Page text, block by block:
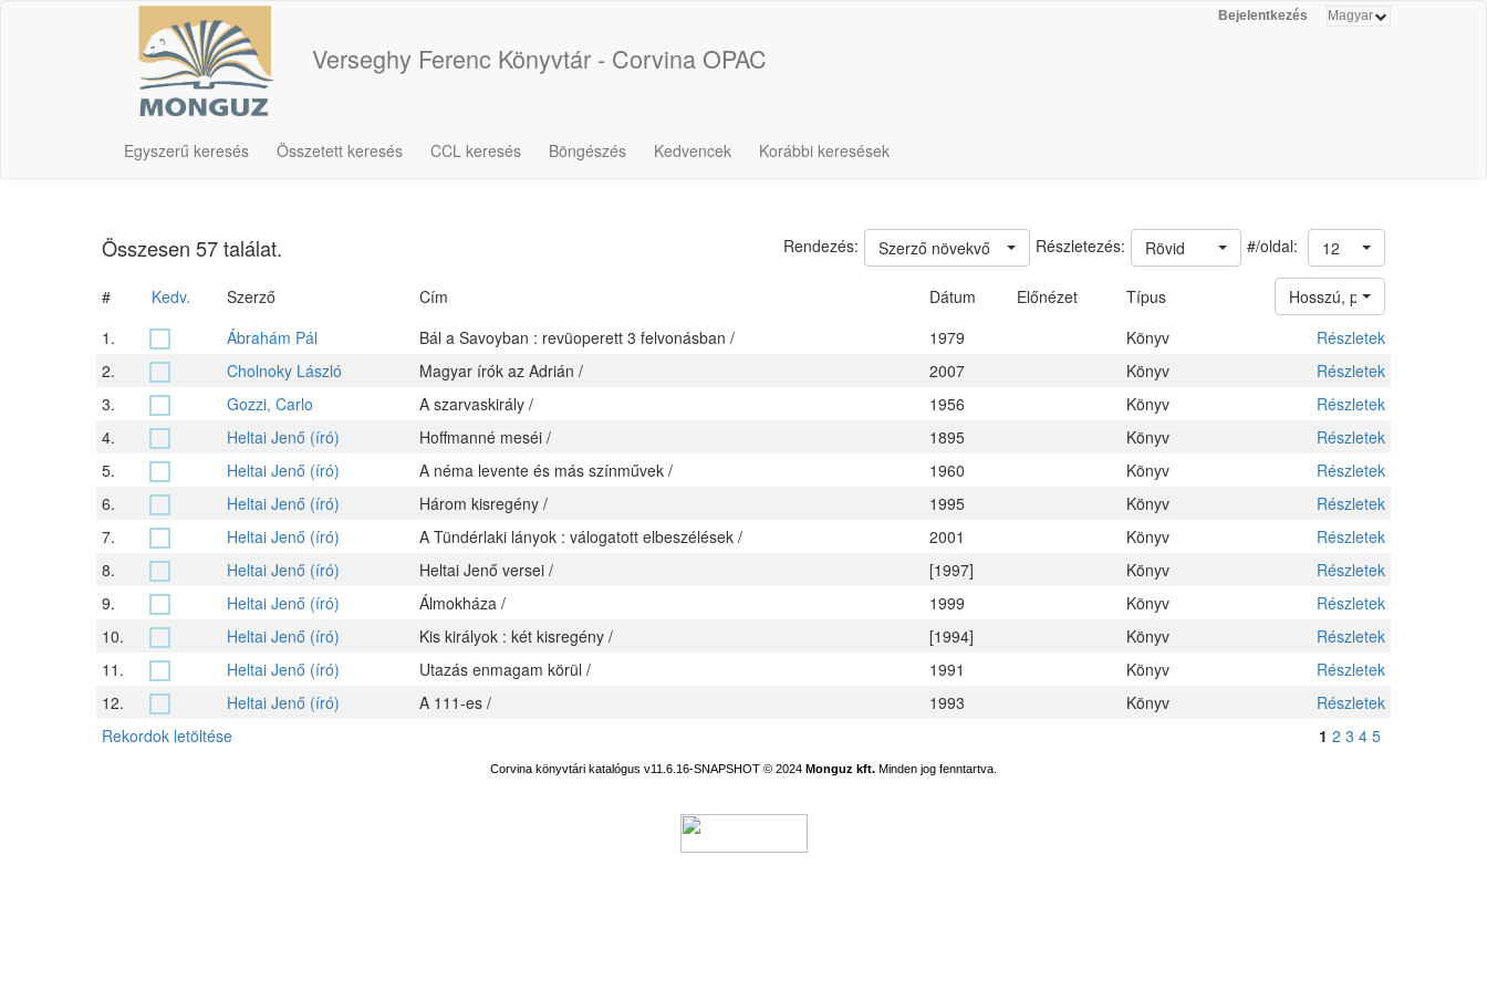
Bejelentkezés
Verseghy Ferenc Könyvtár - Corvina OPAC
Egyszerű keresés Összetett keresés CCL keresés Böngészés Kedvencek Korábbi keresések
Összesen 57 találat. #/oldal: 12
Rövid
Részletezés:
Rendezés: Szerző növekvő
# Kedv. Szerző Cím Dátum Előnézet Típus
Hosszú, példányokkal
1.
Ábrahám Pál Bál a Savoyban : revüoperett 3 felvonásban / 1979 Könyv
Részletek
2.
Cholnoky László Magyar írók az Adrián / 2007 Könyv
Részletek
3.
Gozzi, Carlo A szarvaskirály / 1956 Könyv
Részletek
4.
Heltai Jenő (író) Hoffmanné meséi / 1895 Könyv
Részletek
5.
Heltai Jenő (író) A néma levente és más színművek / 1960 Könyv
Részletek
6.
Heltai Jenő (író) Három kisregény / 1995 Könyv
Részletek
7.
Heltai Jenő (író) A Tündérlaki lányok : válogatott elbeszélések / 2001 Könyv
Részletek
8.
Heltai Jenő (író) Heltai Jenő versei / [1997] Könyv
Részletek
9.
Heltai Jenő (író) Álmokháza / 1999 Könyv
Részletek
10.
Heltai Jenő (író) Kis királyok : két kisregény / [1994] Könyv
Részletek
11.
Heltai Jenő (író) Utazás enmagam körül / 1991 Könyv
Részletek
12.
Heltai Jenő (író) A 111-es / 1993 Könyv
Részletek
Rekordok letöltése
1 2 3 4 5
Corvina könyvtári katalógus v11.6.16-SNAPSHOT © 2024 Monguz kft. Minden jog fenntartva.